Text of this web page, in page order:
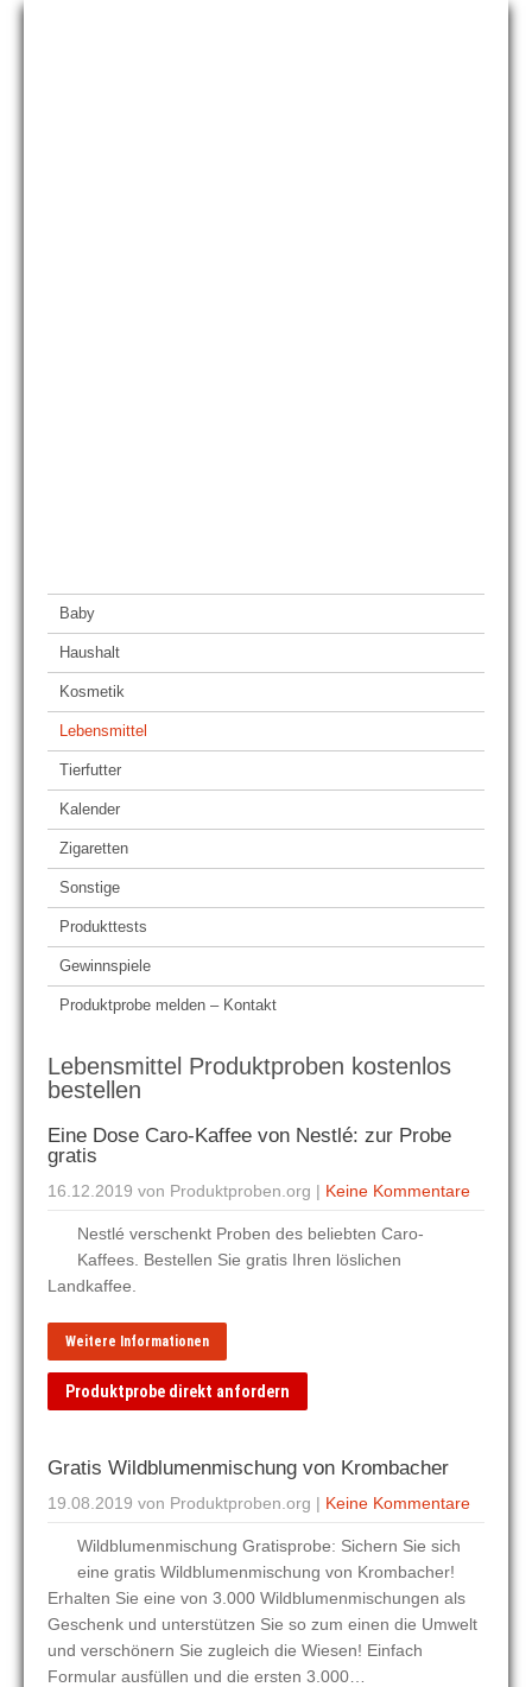
Baby
Haushalt
Kosmetik
Lebensmittel
Tierfutter
Kalender
Zigaretten
Sonstige
Produkttests
Gewinnspiele
Produktprobe melden – Kontakt
Lebensmittel Produktproben kostenlos
bestellen
Eine Dose Caro-Kaffee von Nestlé: zur Probe
gratis
16.12.2019 von Produktproben.org | Keine Kommentare
Nestlé verschenkt Proben des beliebten Caro-
Kaffees. Bestellen Sie gratis Ihren löslichen
Landkaffee.
Weitere Informationen
Produktprobe direkt anfordern
Gratis Wildblumenmischung von Krombacher
19.08.2019 von Produktproben.org | Keine Kommentare
Wildblumenmischung Gratisprobe: Sichern Sie sich
eine gratis Wildblumenmischung von Krombacher!
Erhalten Sie eine von 3.000 Wildblumenmischungen als
Geschenk und unterstützen Sie so zum einen die Umwelt
und verschönern Sie zugleich die Wiesen! Einfach
Formular ausfüllen und die ersten 3.000…